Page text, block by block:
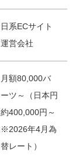
日系ECサイト
運営会社
月額80,000バ
ーツ～（日本円
約400,000円～
※2026年4月為
替レート）